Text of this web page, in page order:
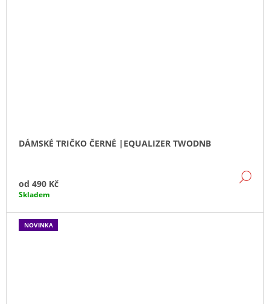
DÁMSKÉ TRIČKO ČERNÉ |EQUALIZER TWODNB
od 490 Kč
Skladem
NOVINKA